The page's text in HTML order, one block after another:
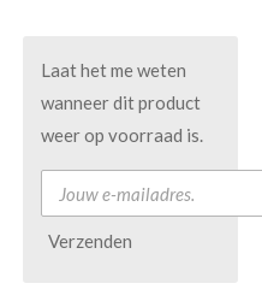
Laat het me weten
wanneer dit product
weer op voorraad is.
Verzenden